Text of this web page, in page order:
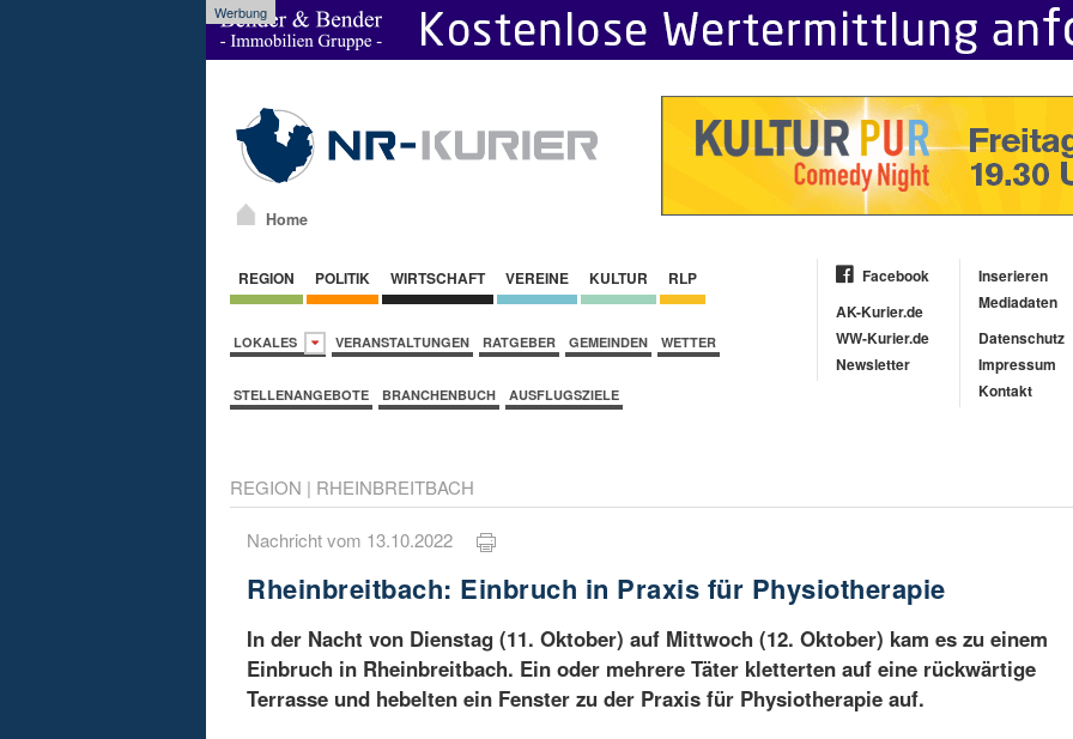
Werbung
Home
REGION POLITIK WIRTSCHAFT VEREINE KULTUR RLP
LOKALES VERANSTALTUNGEN RATGEBER GEMEINDEN WETTER
STELLENANGEBOTE BRANCHENBUCH AUSFLUGSZIELE
Facebook
AK-Kurier.de
WW-Kurier.de
Newsletter
Inserieren
Mediadaten
Datenschutz
Impressum
Kontakt
REGION | RHEINBREITBACH
Nachricht vom 13.10.2022
Rheinbreitbach: Einbruch in Praxis für Physiotherapie
In der Nacht von Dienstag (11. Oktober) auf Mittwoch (12. Oktober) kam es zu einem
Einbruch in Rheinbreitbach. Ein oder mehrere Täter kletterten auf eine rückwärtige
Terrasse und hebelten ein Fenster zu der Praxis für Physiotherapie auf.